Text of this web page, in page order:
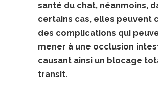
santé du chat, néanmoins,
certains cas, elles peuvent
des complications qui
mener à une occlusion
causant ainsi un blocage
transit.